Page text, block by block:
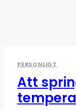
PERSONLIGT
Att